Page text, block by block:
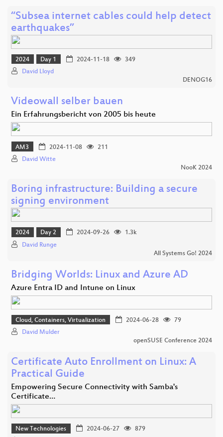
“Subsea internet cables could help detect
earthquakes”
2024 Day 1 2024-11-18
349
David Lloyd
DENOG16
Videowall selber bauen
Ein Erfahrungsbericht von 2005 bis heute
AM3 2024-11-08
211
David Witte
NooK 2024
Boring infrastructure: Building a secure
signing environment
2024 Day 2 2024-09-26
1.3k
David Runge
All Systems Go! 2024
Bridging Worlds: Linux and Azure AD
Azure Entra ID and Intune on Linux
Cloud, Containers, Virtualization 2024-06-28
79
David Mulder
openSUSE Conference 2024
Certificate Auto Enrollment on Linux: A
Practical Guide
Empowering Secure Connectivity with Samba's
Certificate…
New Technologies 2024-06-27
879